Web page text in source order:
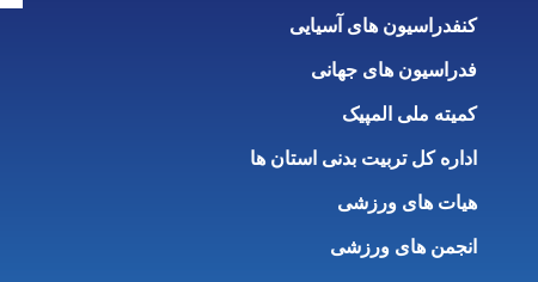
کنفدراسیون های آسیایی
فدراسیون های جهانی
کمیته ملی المپیک
اداره کل تربیت بدنی استان ها
هیات های ورزشی
انجمن های ورزشی